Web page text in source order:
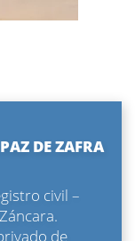
DE ZAFRA
civil –
de